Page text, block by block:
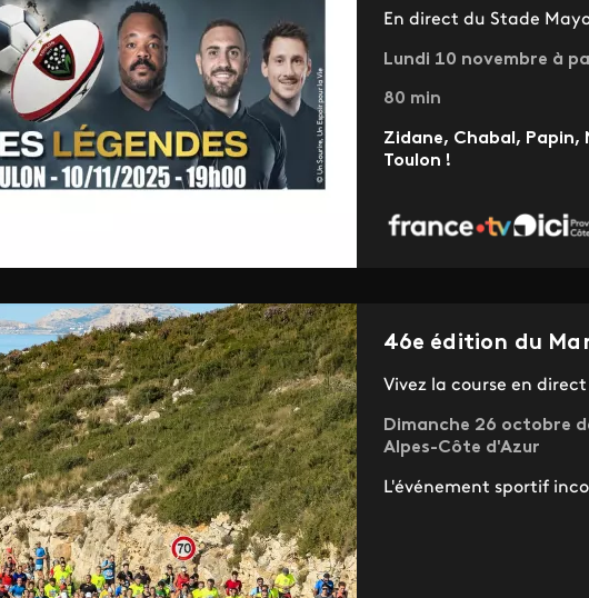
En direct du Stade
Lundi 10 novembre à
80 min
Zidane, Chabal, Papin,
Toulon !
46e édition du
Vivez la course en direct
Dimanche 26 octobre
Alpes-Côte d'Azur
L'événement sportif